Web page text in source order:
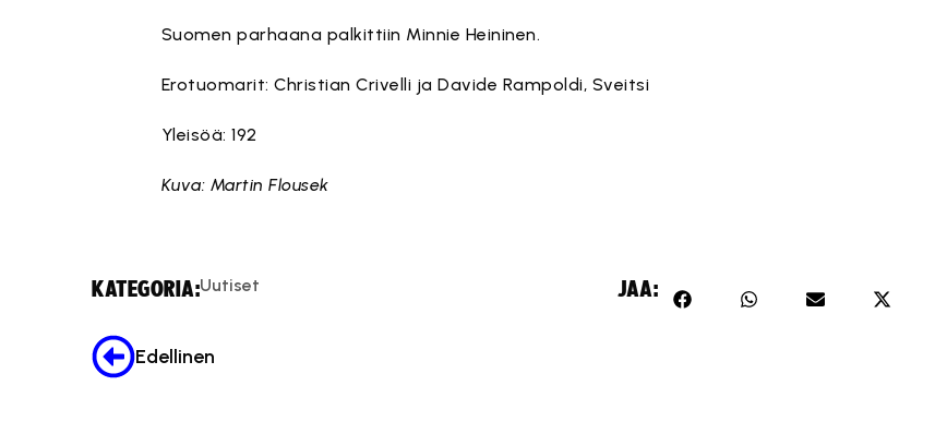
Suomen parhaana palkittiin Minnie Heininen.
Erotuomarit: Christian Crivelli ja Davide Rampoldi, Sveitsi
Yleisöä: 192
Kuva: Martin Flousek
KATEGORIA:Uutiset JAA:
Edellinen